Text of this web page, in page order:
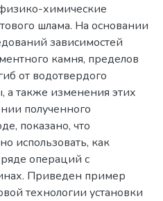
химические
шлама. На основании
зависимостей
камня, пределов
от водотвердого
а также изменения этих
полученного
показано, что
использовать, как
операций с
Приведен пример
технологии установки